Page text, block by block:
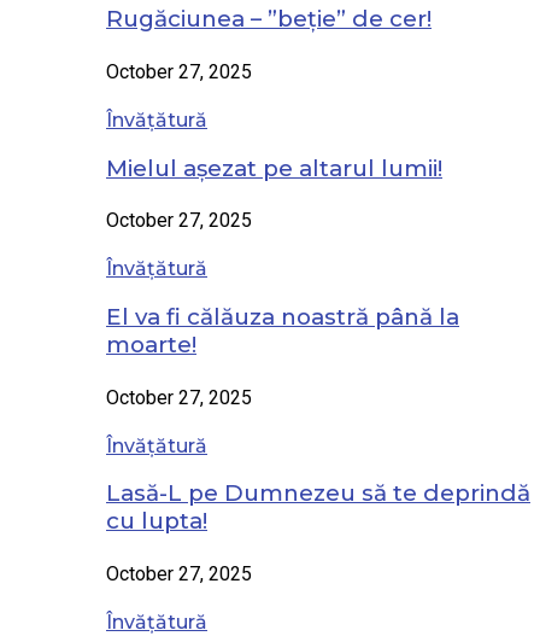
Rugăciunea – ”beție” de cer!
October 27, 2025
Învățătură
Mielul așezat pe altarul lumii!
October 27, 2025
Învățătură
El va fi călăuza noastră până la
moarte!
October 27, 2025
Învățătură
Lasă-L pe Dumnezeu să te deprindă
cu lupta!
October 27, 2025
Învățătură